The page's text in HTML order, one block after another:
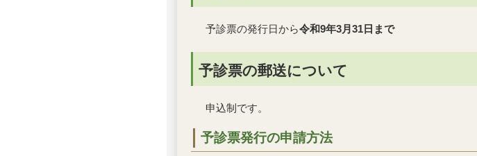
予診票の発行日から令和9年3月31日まで
予診票の郵送について
申込制です。
予診票発行の申請方法